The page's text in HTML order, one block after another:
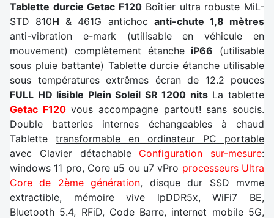
Tablette durcie Getac F120 Boîtier ultra robuste MiL-
STD 810H & 461G antichoc anti-chute 1,8 mètres
anti-vibration e-mark (utilisable en véhicule en
mouvement) complètement étanche iP66 (utilisable
sous pluie battante) Tablette durcie étanche utilisable
sous températures extrêmes écran de 12.2 pouces
FULL HD lisible Plein Soleil SR 1200 nitsLa tablette
Getac F120vous accompagne partout! sans soucis.
Double batteries internes échangeables à chaud
Tablette transformable en ordinateur PC portable
avec Clavier détachable
Configuration sur-mesure:
windows 11 pro, Core u5 ou u7 vPro processeurs Ultra
Core de 2ème génération, disque dur SSD mvme
extractible, mémoire vive lpDDR5x, WiFi7 BE,
Bluetooth 5.4, RFiD, Code Barre, internet mobile 5G,